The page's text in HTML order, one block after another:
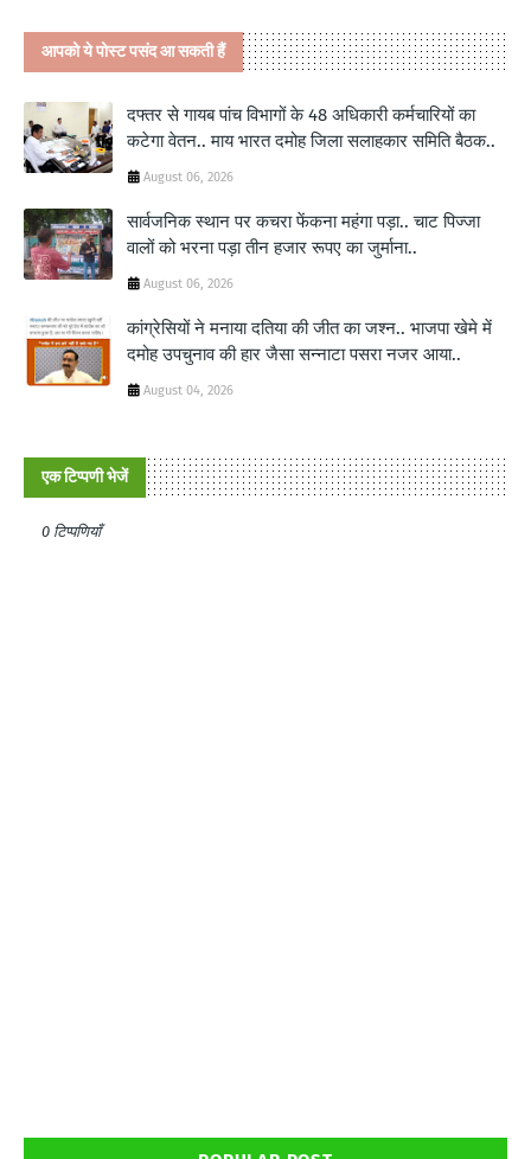
आपको ये पोस्ट पसंद आ सकती हैं
दफ्तर से गायब पांच विभागों के 48 अधिकारी कर्मचारियों का
कटेगा वेतन.. माय भारत दमोह जिला सलाहकार समिति बैठक..
August 06, 2026
सार्वजनिक स्थान पर कचरा फेंकना महंगा पड़ा.. चाट पिज्जा
वालों को भरना पड़ा तीन हजार रूपए का जुर्माना..
August 06, 2026
कांग्रेसियों ने मनाया दतिया की जीत का जश्न.. भाजपा खेमे में
दमोह उपचुनाव की हार जैसा सन्नाटा पसरा नजर आया..
August 04, 2026
एक टिप्पणी भेजें
0 टिप्पणियाँ